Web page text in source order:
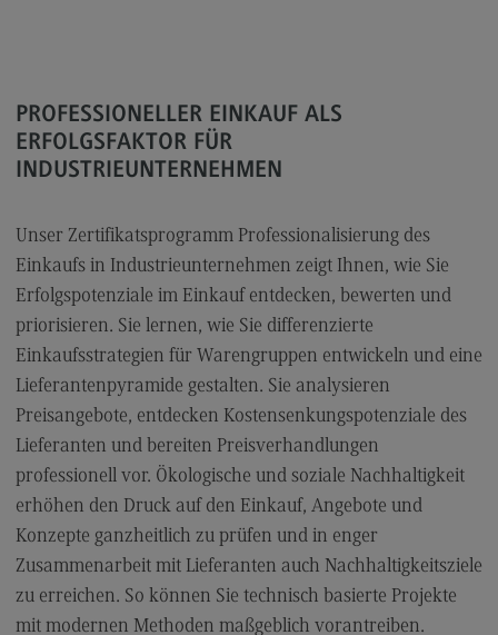
Die Hochschule
Hochschulweiterbildung@BW
DHBW CAS Masterangebot
(External link)
DHBW
(External link)
Kontakt
Ansprechpersonen
Wegbeschreibung
Kontaktformular
PROFESSIONELLER EINKAUF ALS
ERFOLGSFAKTOR FÜR
INDUSTRIEUNTERNEHMEN
Unser Zertifikatsprogramm Professionalisierung des
Einkaufs in Industrieunternehmen zeigt Ihnen, wie Sie
Erfolgspotenziale im Einkauf entdecken, bewerten und
priorisieren. Sie lernen, wie Sie differenzierte
Einkaufsstrategien für Warengruppen entwickeln und eine
Lieferantenpyramide gestalten. Sie analysieren
Preisangebote, entdecken Kostensenkungspotenziale des
Lieferanten und bereiten Preisverhandlungen
professionell vor. Ökologische und soziale Nachhaltigkeit
erhöhen den Druck auf den Einkauf, Angebote und
Konzepte ganzheitlich zu prüfen und in enger
Zusammenarbeit mit Lieferanten auch Nachhaltigkeitsziele
zu erreichen. So können Sie technisch basierte Projekte
mit modernen Methoden maßgeblich vorantreiben.